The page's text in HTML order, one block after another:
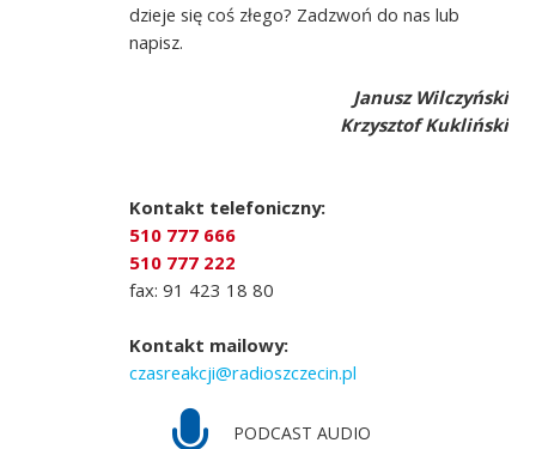
dzieje się coś złego? Zadzwoń do nas lub
napisz.
Janusz Wilczyński
Krzysztof Kukliński
Kontakt telefoniczny:
510 777 666
510 777 222
fax: 91 423 18 80
Kontakt mailowy:
czasreakcji@radioszczecin.pl
PODCAST AUDIO